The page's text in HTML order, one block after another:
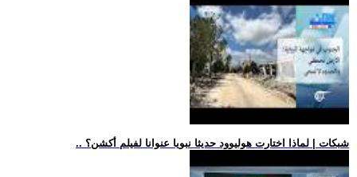
.. شبكات | لماذا اختارت هوليوود حديثا نبويا عنوانا لفيلم أكشن؟